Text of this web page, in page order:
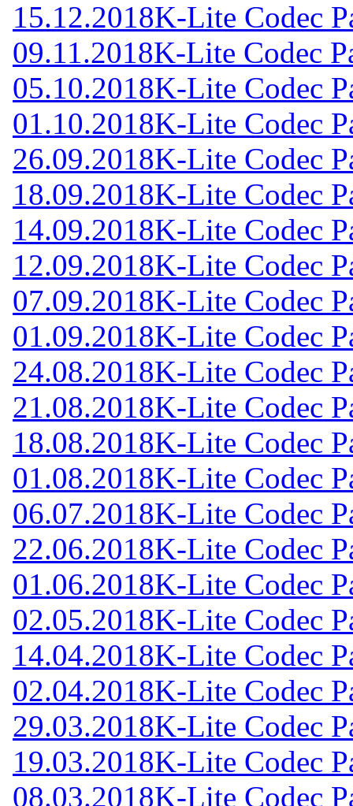
15.12.2018K-Lite Codec
09.11.2018K-Lite Codec
05.10.2018K-Lite Codec
01.10.2018K-Lite Codec
26.09.2018K-Lite Codec
18.09.2018K-Lite Codec
14.09.2018K-Lite Codec
12.09.2018K-Lite Codec
07.09.2018K-Lite Codec
01.09.2018K-Lite Codec
24.08.2018K-Lite Codec
21.08.2018K-Lite Codec
18.08.2018K-Lite Codec
01.08.2018K-Lite Codec
06.07.2018K-Lite Codec
22.06.2018K-Lite Codec
01.06.2018K-Lite Codec
02.05.2018K-Lite Codec
14.04.2018K-Lite Codec
02.04.2018K-Lite Codec
29.03.2018K-Lite Codec
19.03.2018K-Lite Codec
08.03.2018K-Lite Codec